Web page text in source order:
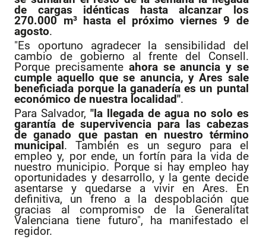
de cargas idénticas hasta alcanzar los
270.000 m³ hasta el próximo viernes 9 de
agosto.
"Es oportuno agradecer la sensibilidad del
cambio de gobierno al frente del Consell.
Porque precisamente ahora se anuncia y se
cumple aquello que se anuncia, y Ares sale
beneficiada porque la ganadería es un puntal
económico de nuestra localidad".
Para Salvador,"la llegada de agua no solo es
garantía de supervivencia para las cabezas
de ganado que pastan en nuestro término
municipal . También es un seguro para el
empleo y, por ende, un fortín para la vida de
nuestro municipio. Porque si hay empleo hay
oportunidades y desarrollo, y la gente decide
asentarse y quedarse a vivir en Ares. En
definitiva, un freno a la despoblación que
gracias al compromiso de la Generalitat
Valenciana tiene futuro", ha manifestado el
regidor.